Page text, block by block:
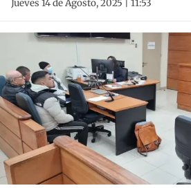
Jueves 14 de Agosto, 2025 | 11:53